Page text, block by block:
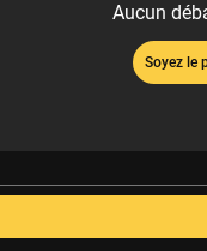
Aucun
Soyez le